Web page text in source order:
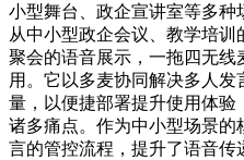
小型舞台、政企宣讲室等多种
从中小型政企会议、教学培
聚会的语音展示，一拖四无
用。它以多麦协同解决多人
量，以便捷部署提升使用体
诸多痛点。作为中小型场景
言的管控流程，提升了语音